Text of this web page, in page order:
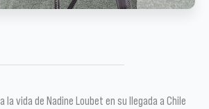
la vida de Nadine Loubet en su llegada a Chile